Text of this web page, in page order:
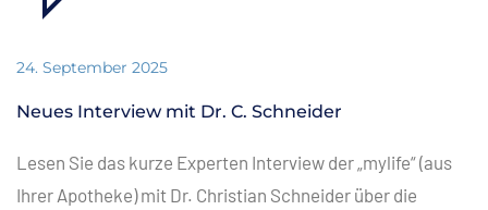
24. September 2025
Neues Interview mit Dr. C. Schneider
Lesen Sie das kurze Experten Interview der „mylife“ (aus
Ihrer Apotheke) mit Dr. Christian Schneider über die